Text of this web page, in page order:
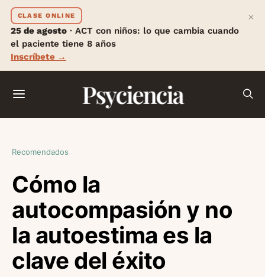
CLASE ONLINE
25 de agosto · ACT con niños: lo que cambia cuando
el paciente tiene 8 años
Inscríbete →
×
Psyciencia
Recomendados
Cómo la
autocompasión y no
la autoestima es la
clave del éxito